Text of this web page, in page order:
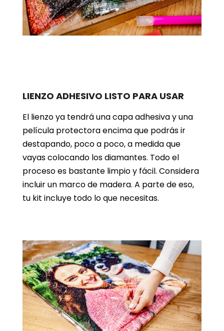
LIENZO ADHESIVO LISTO PARA USAR
El lienzo ya tendrá una capa adhesiva y una
película protectora encima que podrás ir
destapando, poco a poco, a medida que
vayas colocando los diamantes. Todo el
proceso es bastante limpio y fácil. Considera
incluir un marco de madera. A parte de eso,
tu kit incluye todo lo que necesitas.